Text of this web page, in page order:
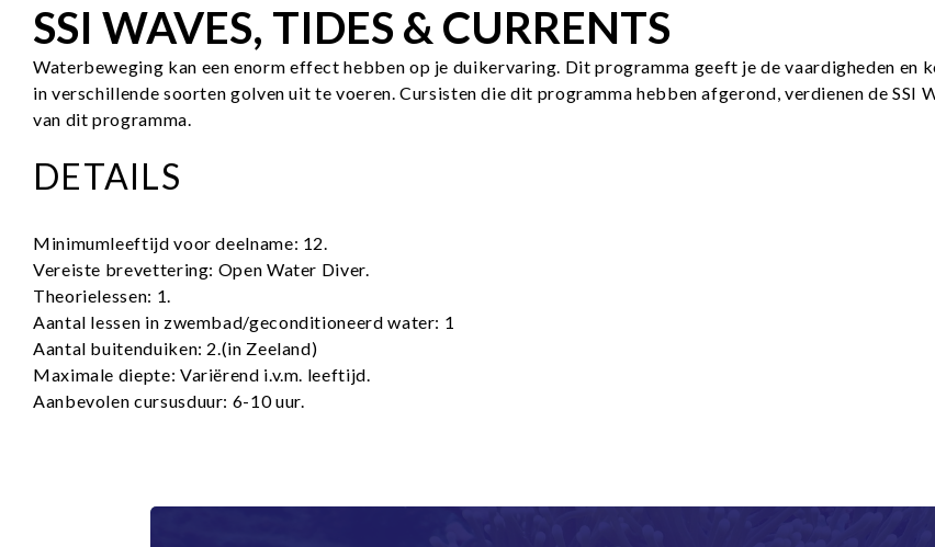
SSI WAVES, TIDES & CURRENTS
Waterbeweging kan een enorm effect hebben op je duikervaring. Dit programma geeft je de vaardigheden en
in verschillende soorten golven uit te voeren. Cursisten die dit programma hebben afgerond, verdienen de
van dit programma.
DETAILS
Minimumleeftijd voor deelname: 12.
Vereiste brevettering: Open Water Diver.
Theorielessen: 1.
Aantal lessen in zwembad/geconditioneerd water: 1
Aantal buitenduiken: 2.(in Zeeland)
Maximale diepte: Variërend i.v.m. leeftijd.
Aanbevolen cursusduur: 6-10 uur.